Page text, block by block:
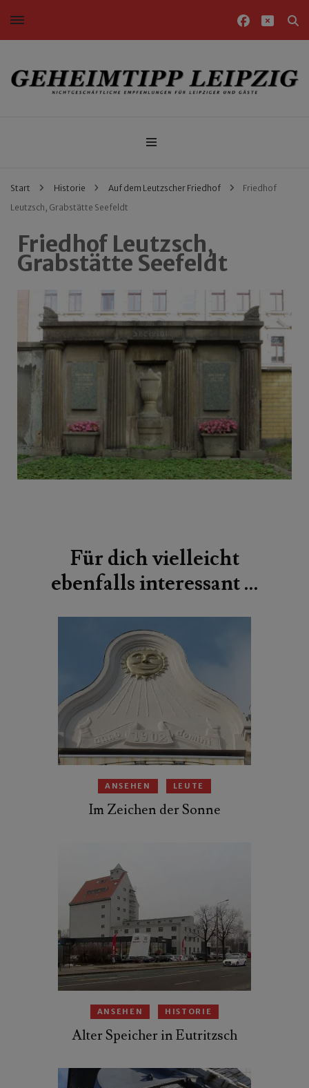
Nichtgeschäftliche Empfehlungen für Leipziger und Gäste
Start Historie Auf dem Leutzscher Friedhof
Friedhof
Leutzsch, Grabstätte Seefeldt
Friedhof Leutzsch,
Grabstätte Seefeldt
Für dich vielleicht
ebenfalls interessant …
ANSEHEN LEUTE
Im Zeichen der Sonne
ANSEHEN HISTORIE
Alter Speicher in Eutritzsch